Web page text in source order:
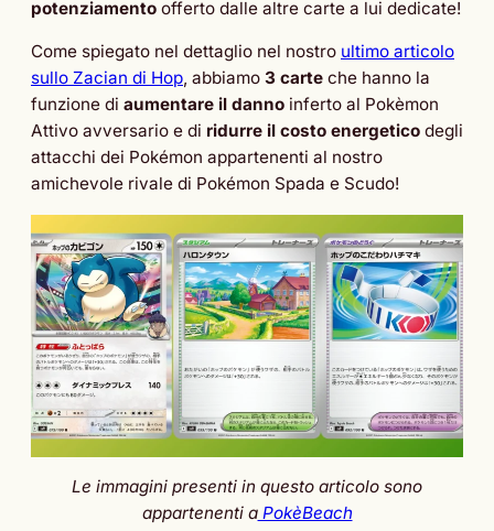
potenziamento offerto dalle altre carte a lui dedicate!
Come spiegato nel dettaglio nel nostro ultimo articolo
sullo Zacian di Hop, abbiamo 3 carte che hanno la
funzione di aumentare il danno inferto al Pokèmon
Attivo avversario e di ridurre il costo energetico degli
attacchi dei Pokémon appartenenti al nostro
amichevole rivale di Pokémon Spada e Scudo!
Le immagini presenti in questo articolo sono
appartenenti aPokèBeach